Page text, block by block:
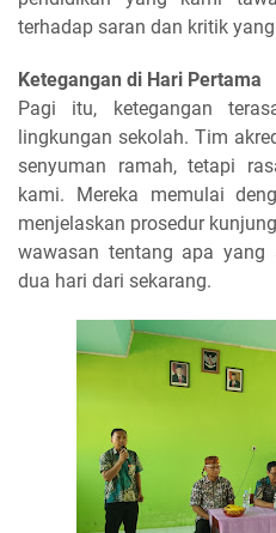
terhadap saran dan kritik
Ketegangan di Hari Pertama
Pagi itu, ketegangan
lingkungan sekolah. Tim
senyuman ramah, tetapi
kami. Mereka memulai
menjelaskan prosedur
wawasan tentang apa yang
dua hari dari sekarang.